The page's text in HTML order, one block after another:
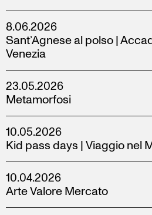
8.06.2026
Sant’Agnese al polso |
Venezia
23.05.2026
Metamorfosi
10.05.2026
Kid pass days | Viaggio nel
10.04.2026
Arte Valore Mercato